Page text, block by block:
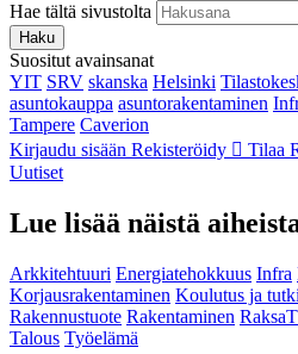
Hae tältä sivustolta
Haku
Suositut avainsanat
YIT SRV skanska Helsinki
asuntokauppa asuntorakentaminen
Tampere Caverion
Kirjaudu sisään Rekisteröidy Tilaa
Uutiset
Lue lisää näistä
Arkkitehtuuri Energiatehokkuus Infra
Korjausrakentaminen Koulutus ja
Rakennustuote Rakentaminen
Talous Työelämä